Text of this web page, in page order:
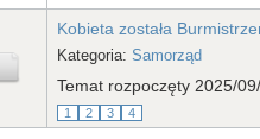
Kobieta została
Kategoria: Samorząd
Temat rozpoczęty 2025/
1 2 3 4